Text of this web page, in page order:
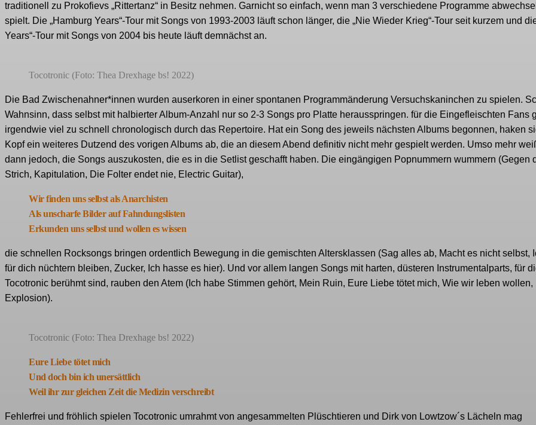
traditionell zu Prokofievs „Rittertanz“ in Besitz nehmen. Garnicht so einfach, wenn man 3 verschiedene Programme
spielt. Die „Hamburg Years“-Tour mit Songs von 1993-2003 läuft schon länger, die „Nie Wieder Krieg“-Tour seit kurzem und
Years“-Tour mit Songs von 2004 bis heute läuft demnächst an.
Tocotronic (Foto: Thea Drexhage bs! 2022)
Die Bad Zwischenahner*innen wurden auserkoren in einer spontanen Programmänderung Versuchskaninchen zu spielen.
Wahnsinn, dass selbst mit halbierter Album-Anzahl nur so 2-3 Songs pro Platte herausspringen. für die Eingefleischten Fans
irgendwie viel zu schnell chronologisch durch das Repertoire. Hat ein Song des jeweils nächsten Albums begonnen, haken
Kopf ein weiteres Dutzend des vorigen Albums ab, die an diesem Abend definitiv nicht mehr gespielt werden. Umso mehr
dann jedoch, die Songs auszukosten, die es in die Setlist geschafft haben. Die eingängigen Popnummern wummern (Gegen
Strich, Kapitulation, Die Folter endet nie, Electric Guitar),
Wir finden uns selbst als Anarchisten
Als unscharfe Bilder auf Fahndungslisten
Erkunden uns selbst und wollen es wissen
die schnellen Rocksongs bringen ordentlich Bewegung in die gemischten Altersklassen (Sag alles ab, Macht es nicht selbst,
für dich nüchtern bleiben, Zucker, Ich hasse es hier). Und vor allem langen Songs mit harten, düsteren Instrumentalparts, für
Tocotronic berühmt sind, rauben den Atem (Ich habe Stimmen gehört, Mein Ruin, Eure Liebe tötet mich, Wie wir leben wollen,
Explosion).
Tocotronic (Foto: Thea Drexhage bs! 2022)
Eure Liebe tötet mich
Und doch bin ich unersättlich
Weil ihr zur gleichen Zeit die Medizin verschreibt
Fehlerfrei und fröhlich spielen Tocotronic umrahmt von angesammelten Plüschtieren und Dirk von Lowtzow´s Lächeln mag